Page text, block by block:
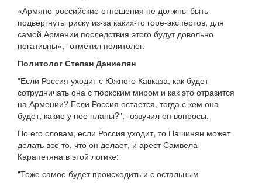
«Армяно-российские отношения не должны быть
подвергнуты риску из-за каких-то горе-экспертов, для
самой Армении последствия этого будут довольно
негативны»,- отметил политолог.
Политолог Степан Даниелян
"Если Россия уходит с Южного Кавказа, как будет
сотрудничать она с тюркским миром и как это отразится
на Армении? Если Россия остается, тогда с кем она
будет, какие у нее планы?",- озвучил он вопросы.
По его словам, если Россия уходит, то Пашинян может
делать все то, что он делает, и арест Самвела
Карапетяна в этой логике:
"Тоже самое будет происходить и с остальным